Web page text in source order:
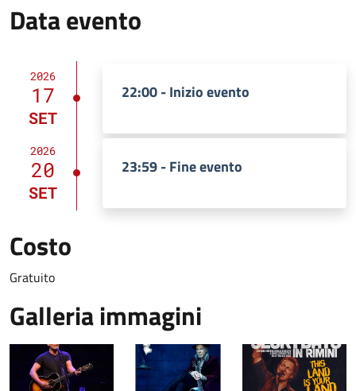
Data evento
2026
17
SET
22:00- Inizio evento
2026
20
SET
23:59- Fine evento
Costo
Gratuito
Galleria immagini